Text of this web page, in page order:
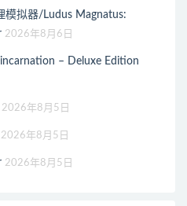
模拟器/Ludus Magnatus:
2026年8月6日
– Deluxe Edition
2026年8月5日
2026年8月5日
2026年8月5日